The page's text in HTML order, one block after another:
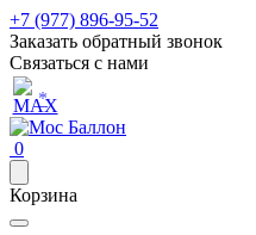
+7 (977) 896-95-52
Заказать обратный звонок
Связаться с нами
*
0
Корзина